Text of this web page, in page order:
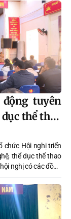
tuyên
thể thao
Ngọ năm
chức Hội nghị triển
thể dục thể thao
nghị có các đồng
Nguyễn Gia Luyện,
các cơ quan,